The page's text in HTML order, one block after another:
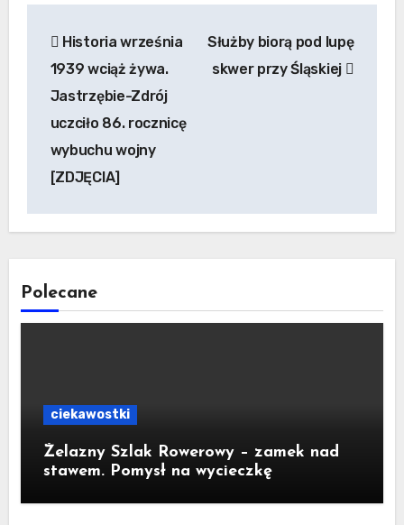
wpisu
Historia września
1939 wciąż żywa.
Jastrzębie-Zdrój
uczciło 86. rocznicę
wybuchu wojny
[ZDJĘCIA]
Służby biorą pod lupę
skwer przy Śląskiej
Polecane
ciekawostki
Żelazny Szlak Rowerowy – zamek nad
stawem. Pomysł na wycieczkę